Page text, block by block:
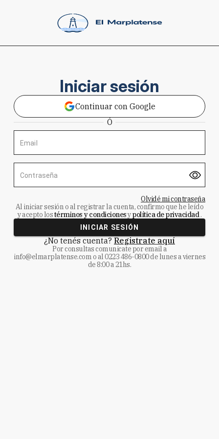
Iniciar sesión
Continuar con Google
Ó
Email
Contraseña
Olvidé mi contraseña
Al iniciar sesión o al registrar la cuenta, confirmo que he leído
y acepto lostérminos y condicionesypolítica de privacidad.
INICIAR SESIÓN
¿No tenés cuenta? Registrate aquí
Por consultas comunicate por email a
info@elmarplatense.como al0223 486-0800de lunes a viernes
de 8:00 a 21hs.